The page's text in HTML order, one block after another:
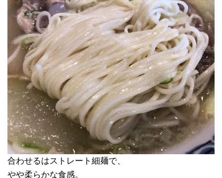
合わせるはストレート細麺で、
やや柔らかな食感。